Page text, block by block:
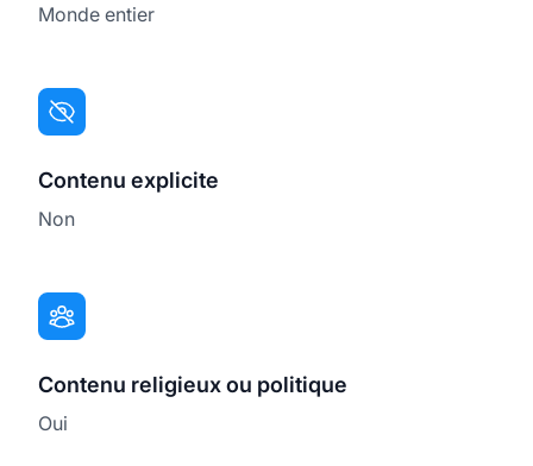
Monde entier
Contenu explicite
Non
Contenu religieux ou politique
Oui